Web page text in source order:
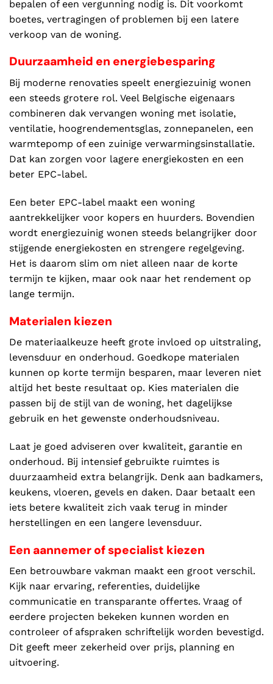
bepalen of een vergunning nodig is. Dit voorkomt
boetes, vertragingen of problemen bij een latere
verkoop van de woning.
Duurzaamheid en energiebesparing
Bij moderne renovaties speelt energiezuinig wonen
een steeds grotere rol. Veel Belgische eigenaars
combineren dak vervangen woning met isolatie,
ventilatie, hoogrendementsglas, zonnepanelen, een
warmtepomp of een zuinige verwarmingsinstallatie.
Dat kan zorgen voor lagere energiekosten en een
beter EPC-label.
Een beter EPC-label maakt een woning
aantrekkelijker voor kopers en huurders. Bovendien
wordt energiezuinig wonen steeds belangrijker door
stijgende energiekosten en strengere regelgeving.
Het is daarom slim om niet alleen naar de korte
termijn te kijken, maar ook naar het rendement op
lange termijn.
Materialen kiezen
De materiaalkeuze heeft grote invloed op uitstraling,
levensduur en onderhoud. Goedkope materialen
kunnen op korte termijn besparen, maar leveren niet
altijd het beste resultaat op. Kies materialen die
passen bij de stijl van de woning, het dagelijkse
gebruik en het gewenste onderhoudsniveau.
Laat je goed adviseren over kwaliteit, garantie en
onderhoud. Bij intensief gebruikte ruimtes is
duurzaamheid extra belangrijk. Denk aan badkamers,
keukens, vloeren, gevels en daken. Daar betaalt een
iets betere kwaliteit zich vaak terug in minder
herstellingen en een langere levensduur.
Een aannemer of specialist kiezen
Een betrouwbare vakman maakt een groot verschil.
Kijk naar ervaring, referenties, duidelijke
communicatie en transparante offertes. Vraag of
eerdere projecten bekeken kunnen worden en
controleer of afspraken schriftelijk worden bevestigd.
Dit geeft meer zekerheid over prijs, planning en
uitvoering.